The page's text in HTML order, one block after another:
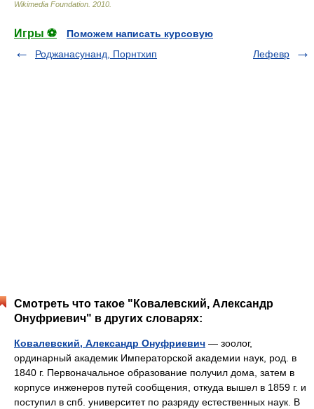
Wikimedia Foundation 2010
Игры ⚽
Поможем написать курсовую
Роджанасунанд, Порнтхип
Лефевр
Смотреть что такое "Ковалевский, Александр
Онуфриевич" в других словарях:
Ковалевский, Александр Онуфриевич — зоолог,
ординарный академик Императорской академии наук, род. в
1840 г. Первоначальное образование получил дома, затем в
корпусе инженеров путей сообщения, откуда вышел в 1859 г. и
поступил в спб. университет по разряду естественных наук. В